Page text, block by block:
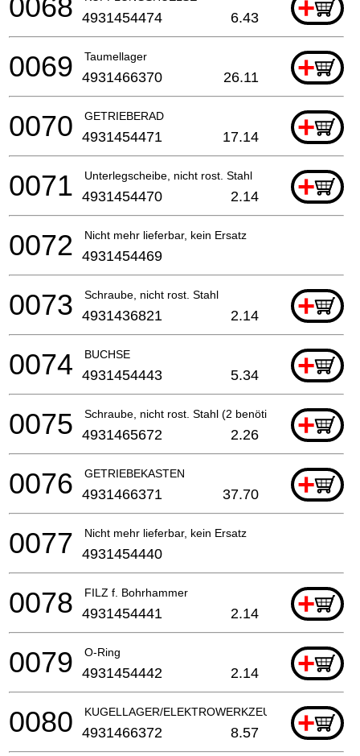
+
0068 4931454474 6.43
Taumellager +
0069 4931466370 26.11
GETRIEBERAD +
0070 4931454471 17.14
Unterlegscheibe, nicht rost. Stahl +
0071 4931454470 2.14
Nicht mehr lieferbar, kein Ersatz
0072 4931454469
Schraube, nicht rost. Stahl +
0073 4931436821 2.14
BUCHSE +
0074 4931454443 5.34
Schraube, nicht rost. Stahl (2 benötigt) +
0075 4931465672 2.26
GETRIEBEKASTEN +
0076 4931466371 37.70
Nicht mehr lieferbar, kein Ersatz
0077 4931454440
FILZ f. Bohrhammer +
0078 4931454441 2.14
O-Ring +
0079 4931454442 2.14
KUGELLAGER/ELEKTROWERKZEUG +
0080 4931466372 8.57